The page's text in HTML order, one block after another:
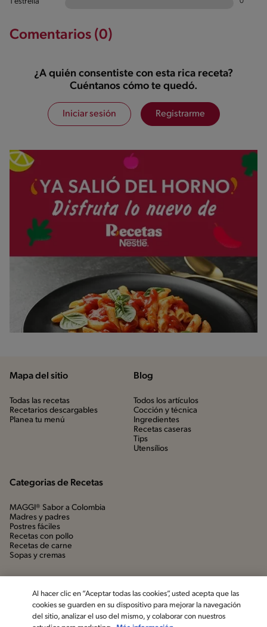
Comentarios (0)
¿A quién consentiste con esta rica receta?
Cuéntanos cómo te quedó.
Iniciar sesión Registrarme
Mapa del sitio
Todas las recetas
Recetarios descargables
Planea tu menú
Blog
Todos los artículos
Cocción y técnica
Ingredientes
Recetas caseras
Tips
Utensílios
Categorias de Recetas
MAGGI® Sabor a Colombia
Madres y padres
Postres fáciles
Recetas con pollo
Recetas de carne
Sopas y cremas
Al hacer clic en “Aceptar todas las cookies”, usted acepta que las
cookies se guarden en su dispositivo para mejorar la navegación
del sitio, analizar el uso del mismo, y colaborar con nuestros